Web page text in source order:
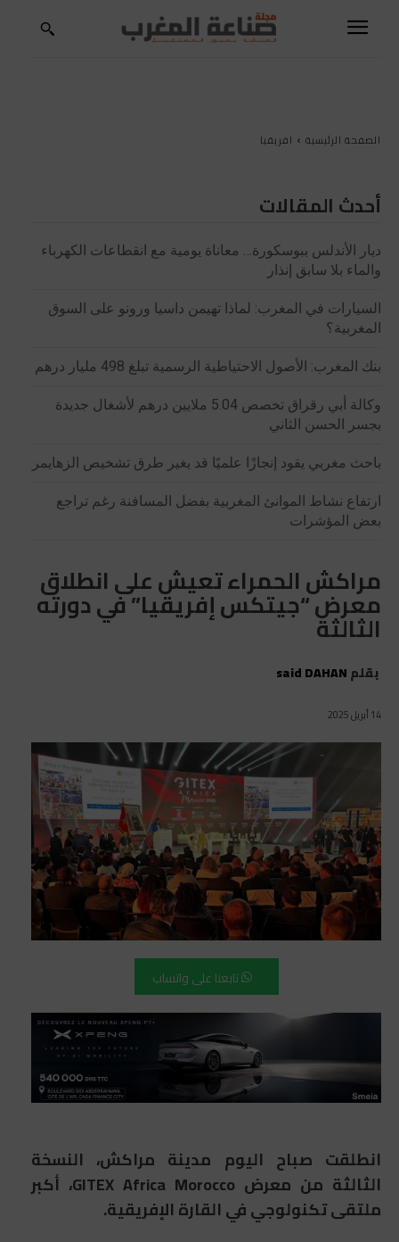
الصفحة الرئيسية افريقيا
أحدث المقالات
ديار الأندلس ببوسكورة… معاناة يومية مع انقطاعات الكهرباء
والماء بلا سابق إنذار
السيارات في المغرب: لماذا تهيمن داسيا ورونو على السوق
المغربية؟
بنك المغرب: الأصول الاحتياطية الرسمية تبلغ 498 مليار درهم
وكالة أبي رقراق تخصص 5.04 ملايين درهم لأشغال جديدة
بجسر الحسن الثاني
باحث مغربي يقود إنجازًا علميًا قد يغير طرق تشخيص الزهايمر
ارتفاع نشاط الموانئ المغربية بفضل المسافنة رغم تراجع
بعض المؤشرات
مراكش الحمراء تعيش على انطلاق
معرض “جيتكس إفريقيا” في دورته
الثالثة
بقلمsaid DAHAN
14 أبريل 2025
تابعنا على واتساب
انطلقت صباح اليوم مدينة مراكش، النسخة
الثالثة من معرض GITEX Africa Morocco، أكبر
ملتقى تكنولوجي في القارة الإفريقية.